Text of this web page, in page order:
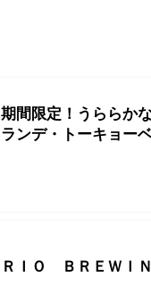
期間限定！うららか
ランデ・トーキョー
ＲＩＯ ＢＲＥＷＩ